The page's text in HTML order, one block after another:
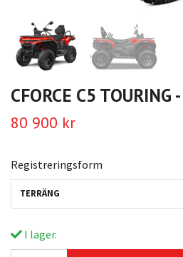
CFORCE C5 TOURING
80 900 kr
Registreringsform
TERRÄNG
I lager.